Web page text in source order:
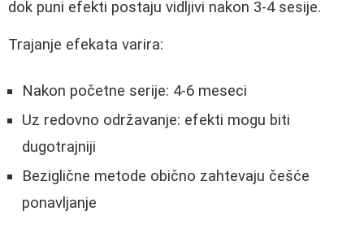
dok puni efekti postaju vidljivi nakon 3-4 sesije.
Trajanje efekata varira:
Nakon početne serije: 4-6 meseci
Uz redovno održavanje: efekti mogu biti
dugotrajniji
Beziglične metode obično zahtevaju češće
ponavljanje